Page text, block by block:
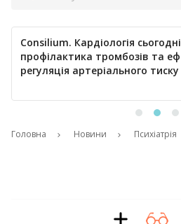
Consilium. Кардіологія
профілактика тромбозів та
регуляція артеріального тиску
Головна Новини Психіатрія